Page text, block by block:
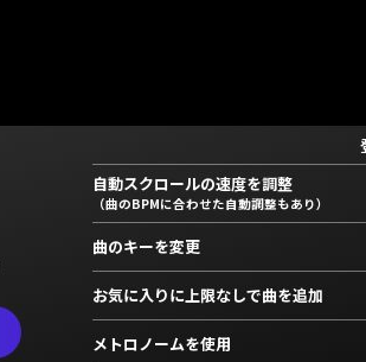
自動スクロールの速度を調整
（曲のBPMに合わせた自動調整もあり）
曲のキーを変更
お気に入りに上限なしで曲を追加
メトロノームを使用